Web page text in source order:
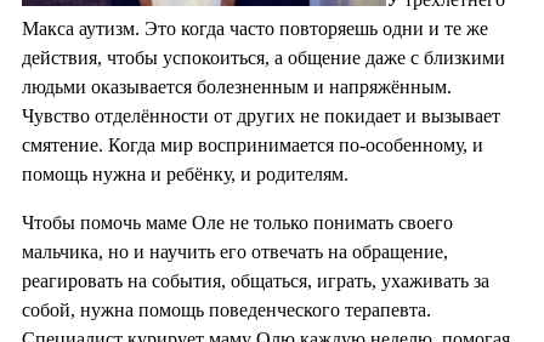
Макса аутизм. Это когда часто повторяешь одни и те же
действия, чтобы успокоиться, а общение даже с близкими
людьми оказывается болезненным и напряжённым.
Чувство отделённости от других не покидает и вызывает
смятение. Когда мир воспринимается по-особенному, и
помощь нужна и ребёнку, и родителям.
Чтобы помочь маме Оле не только понимать своего
мальчика, но и научить его отвечать на обращение,
реагировать на события, общаться, играть, ухаживать за
собой, нужна помощь поведенческого терапевта.